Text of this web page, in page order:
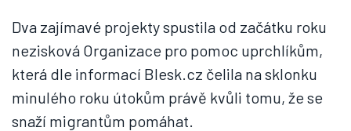
Dva zajímavé projekty spustila od začátku roku
nezisková Organizace pro pomoc uprchlíkům,
která dle informací Blesk.cz čelila na sklonku
minulého roku útokům právě kvůli tomu, že se
snaží migrantům pomáhat.